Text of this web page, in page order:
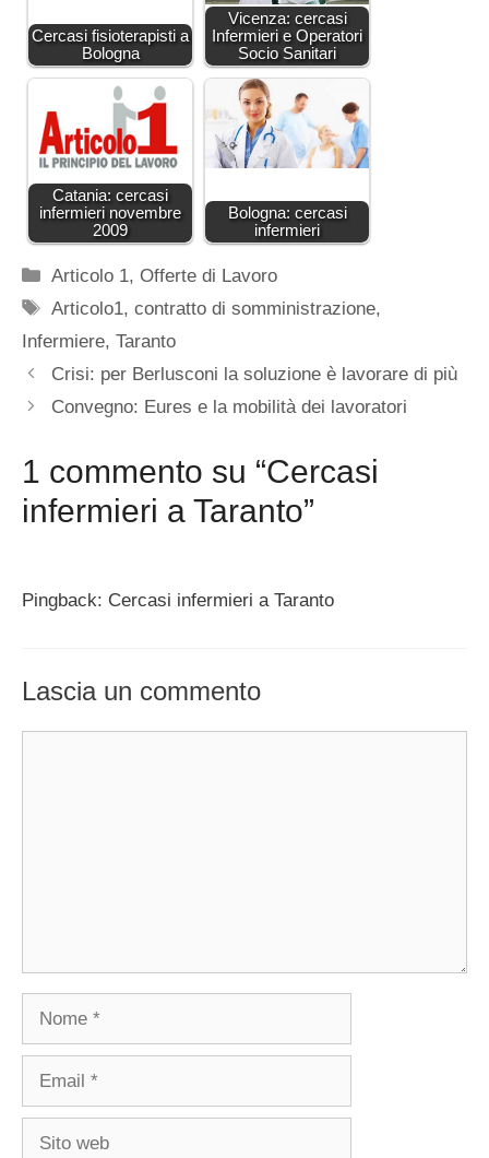
Cercasi fisioterapisti a
Bologna
Vicenza: cercasi
Infermieri e Operatori
Socio Sanitari
Catania: cercasi
infermieri novembre
2009
Bologna: cercasi
infermieri
Categorie
Articolo 1,Offerte di Lavoro
Tag
Articolo1,contratto di somministrazione,
Infermiere, Taranto
Crisi: per Berlusconi la soluzione è lavorare di più
Convegno: Eures e la mobilità dei lavoratori
1 commento su “Cercasi
infermieri a Taranto”
Pingback: Cercasi infermieri a Taranto
Lascia un commento
Nome
Email
Sito